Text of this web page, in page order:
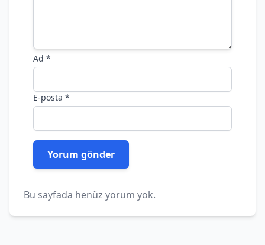
Ad *
E-posta *
Bu sayfada henüz yorum yok.